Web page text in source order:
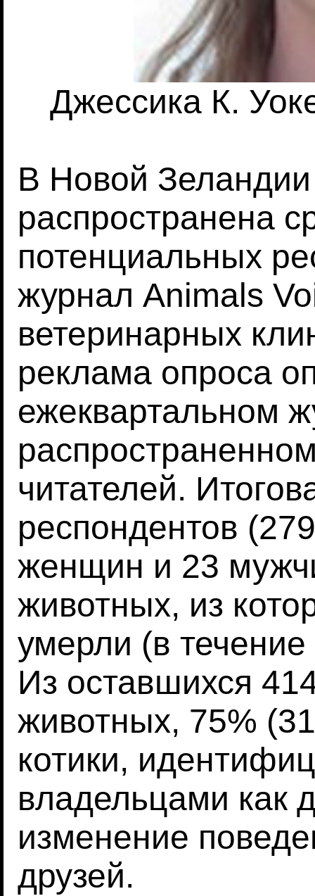
Джессика К.
В Новой Зеландии
распространена
потенциальных
журнал Animals
ветеринарных
реклама опроса
ежеквартальном
читателей.
респондентов
женщин и 23
животных, из
умерли (в
Из оставшихся
животных, 75%
котики,
владельцами как
изменение
друзей.